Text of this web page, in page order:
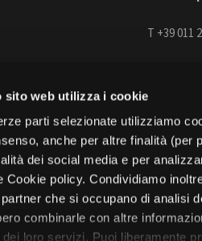
sito web utilizza i cookie
parti selezionate utilizziamo
anche per altre finalità (per
dei social media e per
Cookie policy. Condividiamo
che si occupano di analisi
combinarle con altre
loro servizi. Puoi liberamente
T +39 011
FacebookInstagram
Città di Torino